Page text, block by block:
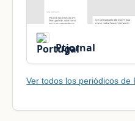
Ptjornal
Ver todos los periódicos de